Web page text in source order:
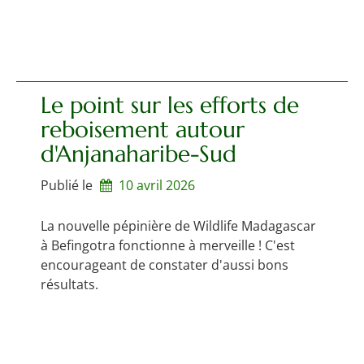
Le point sur les efforts de
reboisement autour
d'Anjanaharibe-Sud
Publié le 10 avril 2026
La nouvelle pépinière de Wildlife Madagascar
à Befingotra fonctionne à merveille ! C'est
encourageant de constater d'aussi bons
résultats.